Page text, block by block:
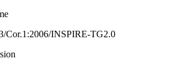
Cor.1:2006/INSPIRE-TG2.0